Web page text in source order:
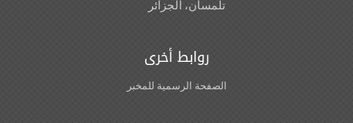
تلمسان، الجزائر
روابط أخرى
الصفحة الرسمية للمخبر